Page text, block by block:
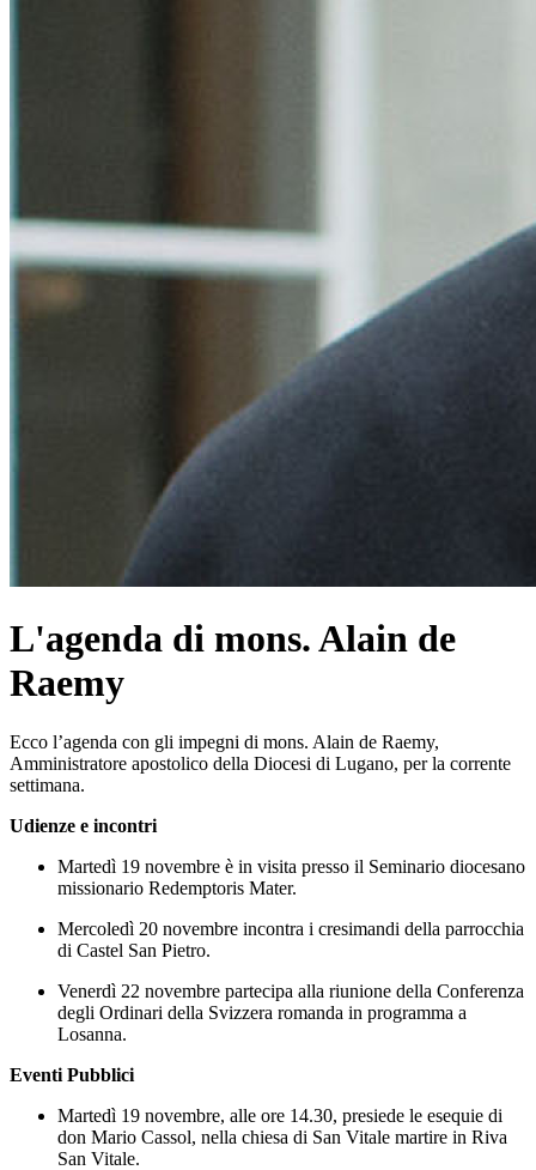
L'agenda di mons. Alain de
Raemy
Ecco l’agenda con gli impegni di mons. Alain de Raemy,
Amministratore apostolico della Diocesi di Lugano, per la corrente
settimana.
Udienze e incontri
Martedì 19 novembre è in visita presso il Seminario diocesano
missionario Redemptoris Mater.
Mercoledì 20 novembre incontra i cresimandi della parrocchia
di Castel San Pietro.
Venerdì 22 novembre partecipa alla riunione della Conferenza
degli Ordinari della Svizzera romanda in programma a
Losanna.
Eventi Pubblici
Martedì 19 novembre, alle ore 14.30, presiede le esequie di
don Mario Cassol, nella chiesa di San Vitale martire in Riva
San Vitale.